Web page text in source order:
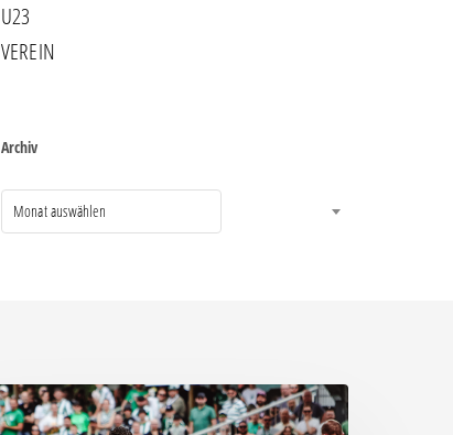
U23
VEREIN
Archiv
Monat auswählen